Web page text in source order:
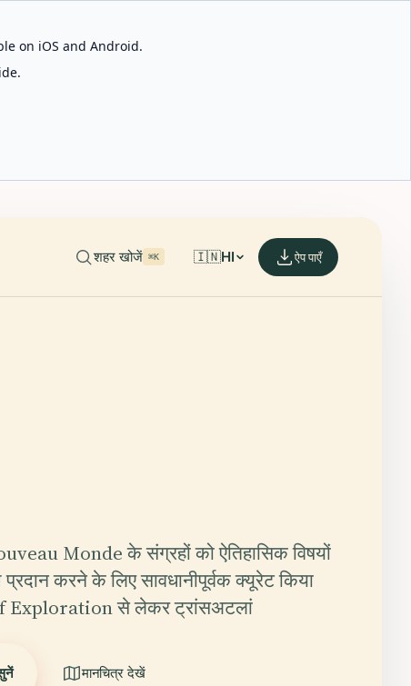
on iOS and Android.
शहर खोजें ⌘K 🇮🇳HI ऐप पाएँ
Monde के संग्रहों को ऐतिहासिक विषयों
करने के लिए सावधानीपूर्वक क्यूरेट किया
Exploration से लेकर ट्रांसअटलां
मानचित्र देखें